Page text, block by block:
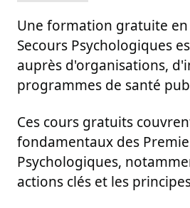
Une formation gratuite
Secours Psychologiques
auprès d'organisations,
programmes de santé
Ces cours gratuits
fondamentaux des
Psychologiques,
actions clés et les